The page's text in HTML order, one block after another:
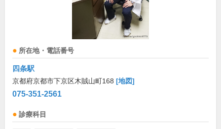
所在地・電話番号
四条駅
京都府京都市下京区木賊山町168 [地図]
075-351-2561
診療科目